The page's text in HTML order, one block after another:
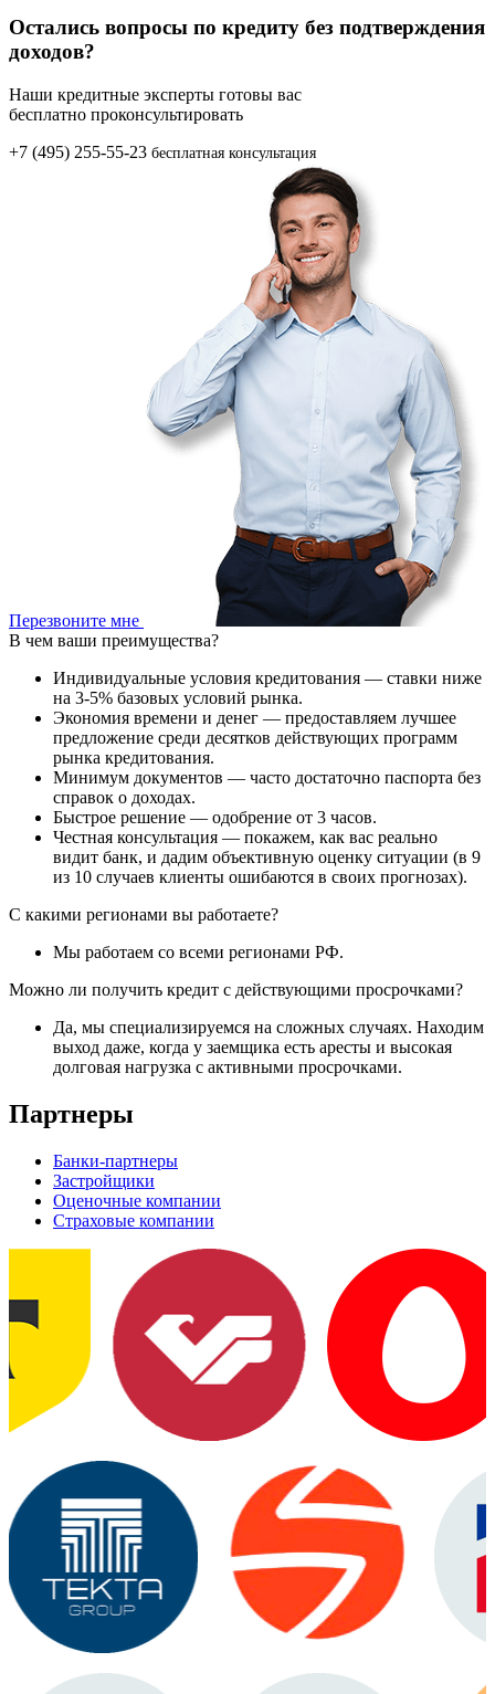
Остались вопросы по кредиту без подтверждения
доходов?
Наши кредитные эксперты готовы вас
бесплатно проконсультировать
+7 (495) 255-55-23 бесплатная консультация
Перезвоните мне
В чем ваши преимущества?
Индивидуальные условия кредитования — ставки ниже
на 3-5% базовых условий рынка.
Экономия времени и денег — предоставляем лучшее
предложение среди десятков действующих программ
рынка кредитования.
Минимум документов — часто достаточно паспорта без
справок о доходах.
Быстрое решение — одобрение от 3 часов.
Честная консультация — покажем, как вас реально
видит банк, и дадим объективную оценку ситуации (в 9
из 10 случаев клиенты ошибаются в своих прогнозах).
С какими регионами вы работаете?
Мы работаем со всеми регионами РФ.
Можно ли получить кредит с действующими просрочками?
Да, мы специализируемся на сложных случаях. Находим
выход даже, когда у заемщика есть аресты и высокая
долговая нагрузка с активными просрочками.
Партнеры
Банки-партнеры
Застройщики
Оценочные компании
Страховые компании